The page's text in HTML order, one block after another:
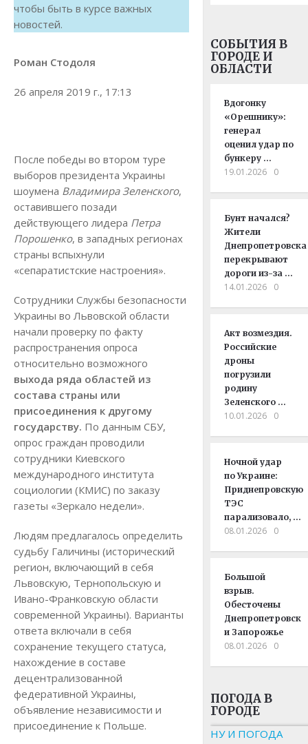
чтобы быть в курсе важных
новостей.
Роман Стодоля
26 апреля 2019 г., 17:13
После победы во втором туре
выборов президента Украины
шоумена Владимира Зеленского,
оставившего позади
действующего лидера Петра
Порошенко, в западных регионах
страны вспыхнули
«сепаратистские настроения».
Сотрудники Службы безопасности
Украины во Львовской области
начали проверку по факту
распространения опроса
относительно возможного
выхода ряда областей из
состава страны или
присоединения к другому
государству. По данным СБУ,
опрос граждан проводили
сотрудники Киевского
международного института
социологии (КМИС) по заказу
газеты «Зеркало недели».
Людям предлагалось определить
судьбу Галичины (исторический
регион, включающий в себя
Львовскую, Тернопольскую и
Ивано-Франковскую области
современной Украины). Варианты
ответа включали в себя
сохранение текущего статуса,
нахождение в составе
децентрализованной
федеративной Украины,
объявление независимости и
присоединение к Польше.
СОБЫТИЯ В
ГОРОДЕ И
ОБЛАСТИ
Вдогонку
«Орешнику»:
генерал
оценил удар по
бункеру …
19.01.2026 0
Бунт начался?
Жители
Днепропетровска
перекрывают
дороги из-за …
14.01.2026 0
Акт возмездия.
Российские
дроны
погрузили
родину
Зеленского …
10.01.2026 0
Ночной удар
по Украине:
Приднепровскую
ТЭС
парализовало, …
08.01.2026 0
Большой
взрыв.
Обесточены
Днепропетровск
и Запорожье
08.01.2026 0
ПОГОДА В
ГОРОДЕ
НУ И ПОГОДА